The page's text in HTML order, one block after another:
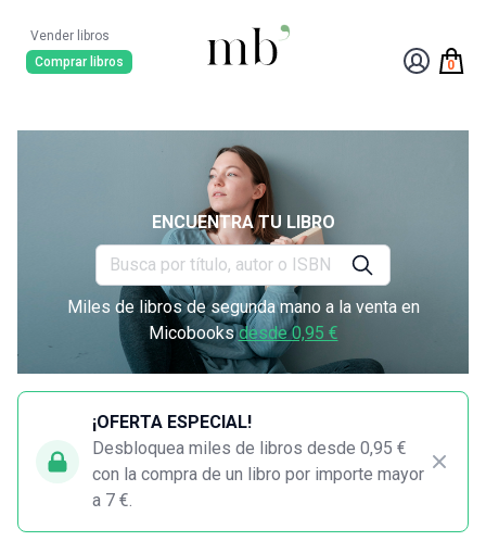
Vender libros
Comprar libros
0
ENCUENTRA TU LIBRO
Miles de libros de segunda mano a la venta en
Micobooksdesde 0,95 €
¡OFERTA ESPECIAL!
Desbloquea miles de libros desde 0,95 €
con la compra de un libro por importe mayor
a 7 €.